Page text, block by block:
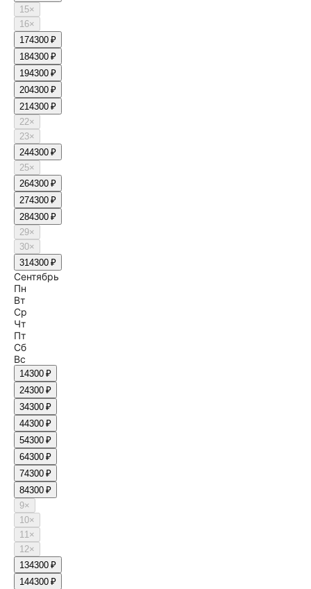
15×
16×
174300 ₽
184300 ₽
194300 ₽
204300 ₽
214300 ₽
22×
23×
244300 ₽
25×
264300 ₽
274300 ₽
284300 ₽
29×
30×
314300 ₽
Сентябрь
Пн
Вт
Ср
Чт
Пт
Сб
Вс
14300 ₽
24300 ₽
34300 ₽
44300 ₽
54300 ₽
64300 ₽
74300 ₽
84300 ₽
9×
10×
11×
12×
134300 ₽
144300 ₽